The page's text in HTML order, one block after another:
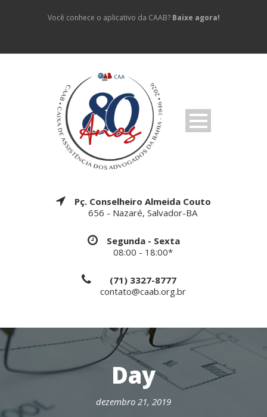
Você conhece o aplicativo da CAAB? Baixe agora!
Pç. Conselheiro Almeida Couto
656 - Nazaré, Salvador-BA
Segunda - Sexta
08:00 - 18:00*
(71) 3327-8777
contato@caab.org.br
Day
dezembro 21, 2019